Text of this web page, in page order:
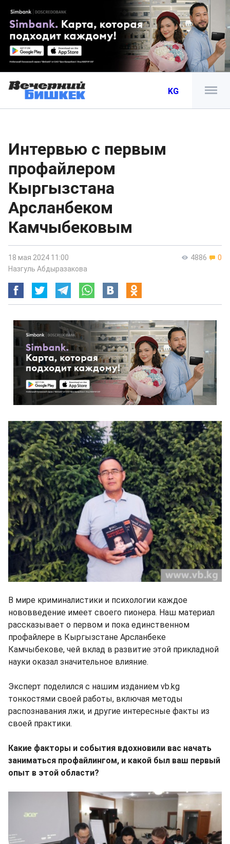
KG
Интервью с первым
профайлером
Кыргызстана
Арсланбеком
Камчыбековым
4886 0
18 мая 2024 11:00
Назгуль Абдыразакова
В мире криминалистики и психологии каждое
нововведение имеет своего пионера. Наш материал
рассказывает о первом и пока единственном
профайлере в Кыргызстане Арсланбеке
Камчыбекове, чей вклад в развитие этой прикладной
науки оказал значительное влияние.
Эксперт поделился с нашим изданием vb.kg
тонкостями своей работы, включая методы
распознавания лжи, и другие интересные факты из
своей практики.
Какие факторы и события вдохновили вас начать
заниматься профайлингом, и какой был ваш первый
опыт в этой области?